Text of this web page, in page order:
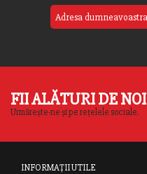
FII ALĂTURI DE NOI
Urmărește-ne și pe rețelele sociale.
INFORMAȚII UTILE